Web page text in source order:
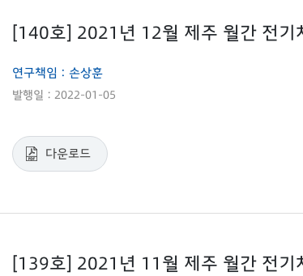
[140호] 2021년 12월 제주 월간 전기
연구책임 : 손상훈
발행일 : 2022-01-05
다운로드
[139호] 2021년 11월 제주 월간 전기